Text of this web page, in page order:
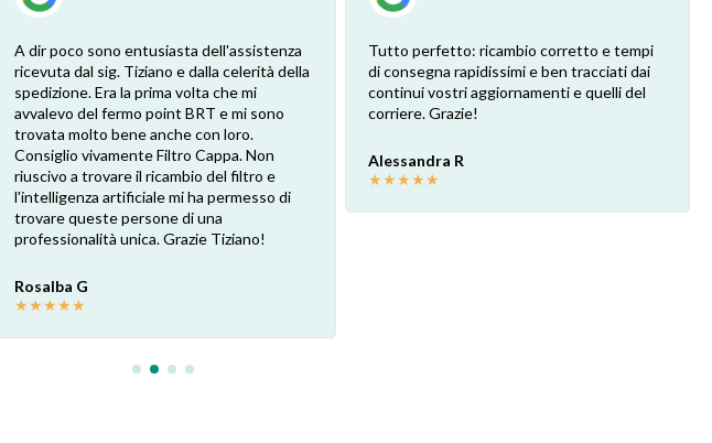
A dir poco sono entusiasta dell'assistenza
ricevuta dal sig. Tiziano e dalla celerità della
spedizione. Era la prima volta che mi
avvalevo del fermo point BRT e mi sono
trovata molto bene anche con loro.
Consiglio vivamente Filtro Cappa. Non
riuscivo a trovare il ricambio del filtro e
l'intelligenza artificiale mi ha permesso di
trovare queste persone di una
professionalità unica. Grazie Tiziano!
Rosalba G
★★★★★
Tutto perfetto: ricambio corretto e tempi
di consegna rapidissimi e ben tracciati dai
continui vostri aggiornamenti e quelli del
corriere. Grazie!
Alessandra R
★★★★★